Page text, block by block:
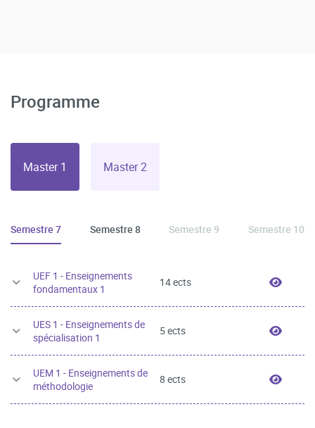
Programme
Master 1 Master 2
Semestre 7 Semestre 8 Semestre 9 Semestre 10
UEF 1 - Enseignements
fondamentaux 1
14 ects UEF
UES 1 - Enseignements de
spécialisation 1
5 ects UES
UEM 1 - Enseignements de
méthodologie
8 ects UEM